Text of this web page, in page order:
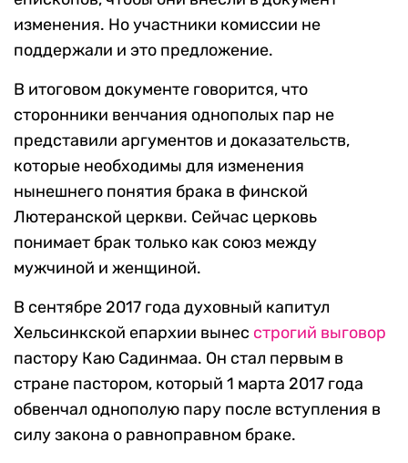
изменения. Но участники комиссии не
поддержали и это предложение.
В итоговом документе говорится, что
сторонники венчания однополых пар не
представили аргументов и доказательств,
которые необходимы для изменения
нынешнего понятия брака в финской
Лютеранской церкви. Сейчас церковь
понимает брак только как союз между
мужчиной и женщиной.
В сентябре 2017 года духовный капитул
Хельсинкской епархии вынес строгий выговор
пастору Каю Садинмаа. Он стал первым в
стране пастором, который 1 марта 2017 года
обвенчал однополую пару после вступления в
силу закона о равноправном браке.